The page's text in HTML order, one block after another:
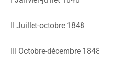
II Juillet-octobre 1848
III Octobre-décembre 1848